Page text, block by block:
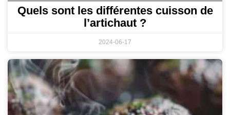
Quels sont les différentes cuisson de
l’artichaut ?
2024-06-17